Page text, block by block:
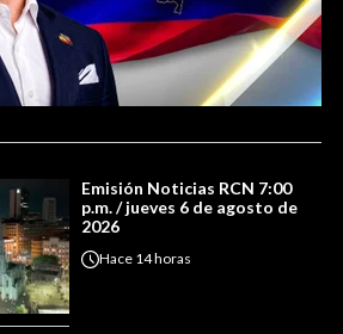
Emisión Noticias RCN 7:00
p.m. / jueves 6 de agosto de
2026
Hace 14 horas